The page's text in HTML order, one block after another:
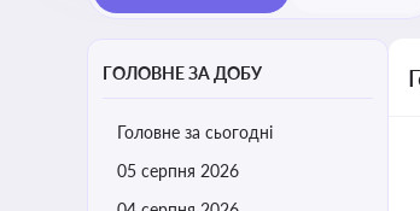
ГОЛОВНЕ ЗА ДОБУ
Головне за сьогодні
05 серпня 2026